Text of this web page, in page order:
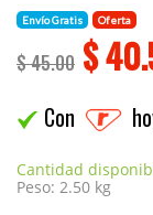
Envío Gratis Oferta
$ 45.00 $
Con
Cantidad
Peso: 2.50 kg